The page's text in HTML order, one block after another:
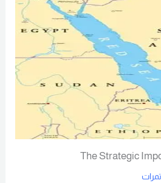
The Strategic